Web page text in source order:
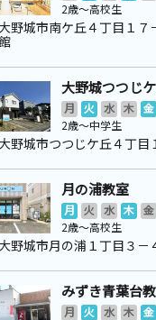
2歳～高校生
野城市南ケ丘４丁目１
大野城つつじ
月 火 水 木 金
2歳～中学生
野城市つつじケ丘４丁目
月の浦教室
月 火 水 木 金
2歳～高校生
野城市月の浦１丁目３
みずき青葉台
月 火 水 木 金